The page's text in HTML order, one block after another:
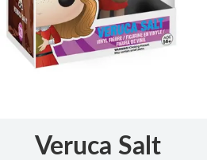
Veruca Salt